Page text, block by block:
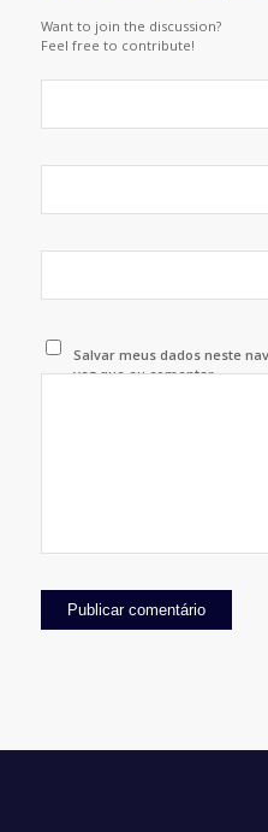
Want to join the discussion?
Feel free to contribute!
Salvar meus dados neste
vez que eu comentar.